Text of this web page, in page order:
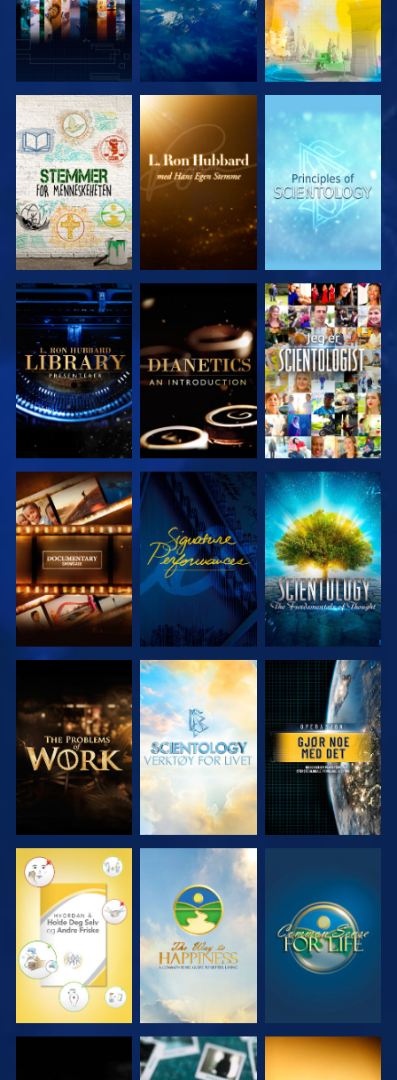
UTFORSK
SERIEN
UTFORSK
SERIEN
UTFORSK
SERIEN
UTFORSK
SERIEN
UTFORSK
SERIEN
SE
UTFORSK
SERIEN
SE
UTFORSK
SERIEN
UTFORSK
SERIEN
UTFORSK
SERIEN
SE
SE SE SE